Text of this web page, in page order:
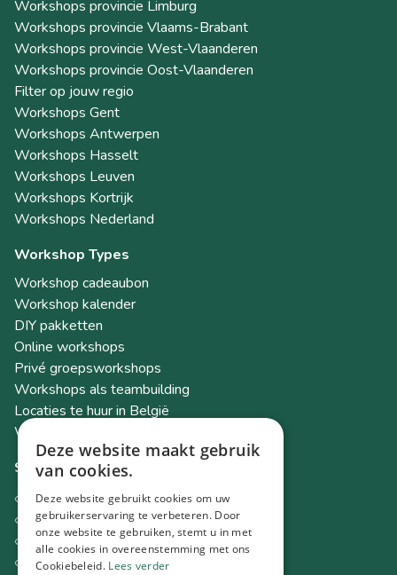
Workshops provincie Limburg
Workshops provincie Vlaams-Brabant
Workshops provincie West-Vlaanderen
Workshops provincie Oost-Vlaanderen
Filter op jouw regio
Workshops Gent
Workshops Antwerpen
Workshops Hasselt
Workshops Leuven
Workshops Kortrijk
Workshops Nederland
Workshop Types
Workshop cadeaubon
Workshop kalender
DIY pakketten
Online workshops
Privé groepsworkshops
Workshops als teambuilding
Locaties te huur in België
Workshop Academy
Socials
Instagram
Facebook
TikTok
LinkedIn
Deze website maakt gebruik
van cookies.
Deze website gebruikt cookies om uw
gebruikerservaring te verbeteren. Door
onze website te gebruiken, stemt u in met
alle cookies in overeenstemming met ons
Cookiebeleid. Lees verder